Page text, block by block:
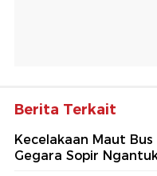
Berita Terkait
Kecelakaan Maut
Gegara Sopir